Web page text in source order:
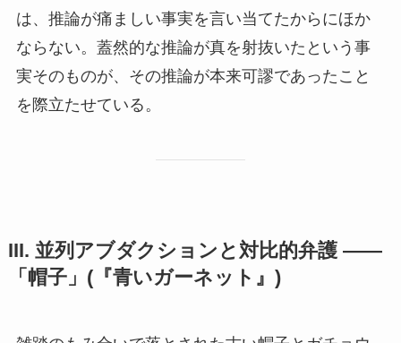
は、推論が痛ましい事実を言い当てたからにほか
ならない。蓋然的な推論が真を射抜いたという事
実そのものが、その推論が本来可謬であったこと
を際立たせている。
III. 並列アブダクションと対比的弁護 ——
「帽子」(『青いガーネット』)